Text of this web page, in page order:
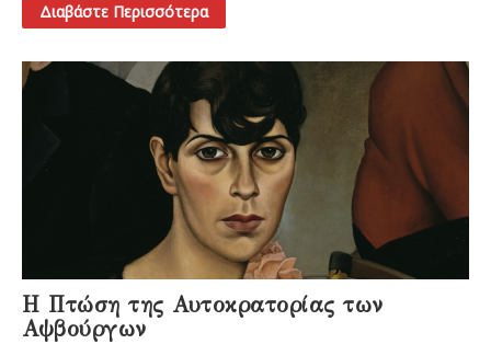
Διαβάστε Περισσότερα
Η Πτώση της Αυτοκρατορίας των
Αψβούργων